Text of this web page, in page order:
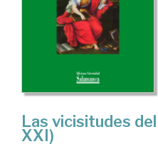
Las vicisitudes
XXI)